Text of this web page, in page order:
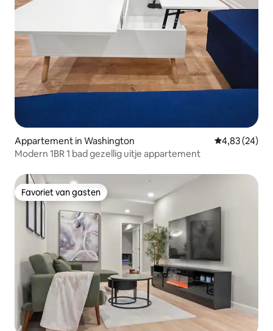
Appartement in Washington Gemiddelde
4,83 (24)
Modern 1BR 1 bad gezellig uitje appartement
Favoriet van gasten
Favoriet van gasten